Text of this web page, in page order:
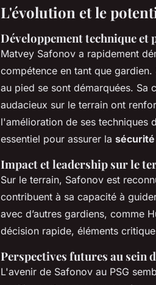
L'évolution et le
Développement technique et
Matvey Safonov a rapidement
compétence en tant que
au pied se sont démarquées. Sa
audacieux sur le terrain ont
l'amélioration de ses techniques
essentiel pour assurer la
Impact et leadership sur le
Sur le terrain, Safonov est
contribuent à sa capacité à
avec d’autres gardiens, comme
décision rapide, éléments
Perspectives futures au sein
L'avenir de Safonov au PSG